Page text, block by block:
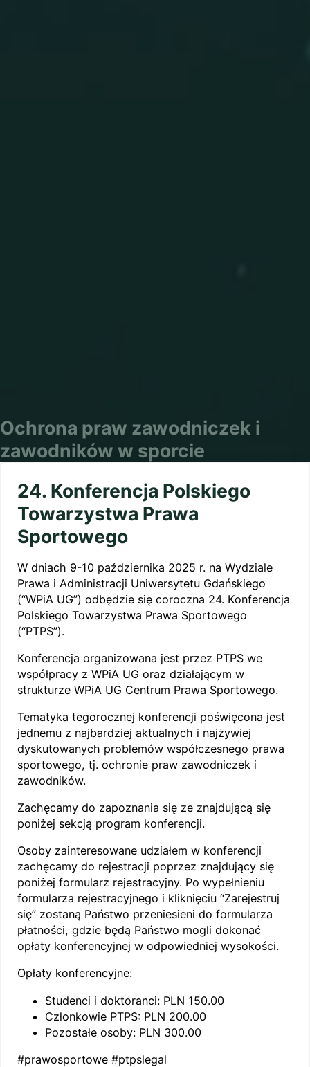
Ochrona praw zawodniczek i
zawodników w sporcie
24. Konferencja Polskiego
Towarzystwa Prawa
Sportowego
W dniach 9-10 października 2025 r. na Wydziale
Prawa i Administracji Uniwersytetu Gdańskiego
(“WPiA UG”) odbędzie się coroczna 24. Konferencja
Polskiego Towarzystwa Prawa Sportowego
(“PTPS”).
Konferencja organizowana jest przez PTPS we
współpracy z WPiA UG oraz działającym w
strukturze WPiA UG Centrum Prawa Sportowego.
Tematyka tegorocznej konferencji poświęcona jest
jednemu z najbardziej aktualnych i najżywiej
dyskutowanych problemów współczesnego prawa
sportowego, tj. ochronie praw zawodniczek i
zawodników.
Zachęcamy do zapoznania się ze znajdującą się
poniżej sekcją program konferencji.
Osoby zainteresowane udziałem w konferencji
zachęcamy do rejestracji poprzez znajdujący się
poniżej formularz rejestracyjny. Po wypełnieniu
formularza rejestracyjnego i kliknięciu “Zarejestruj
się” zostaną Państwo przeniesieni do formularza
płatności, gdzie będą Państwo mogli dokonać
opłaty konferencyjnej w odpowiedniej wysokości.
Opłaty konferencyjne:
Studenci i doktoranci: PLN 150.00
Członkowie PTPS: PLN 200.00
Pozostałe osoby: PLN 300.00
#prawosportowe #ptpslegal